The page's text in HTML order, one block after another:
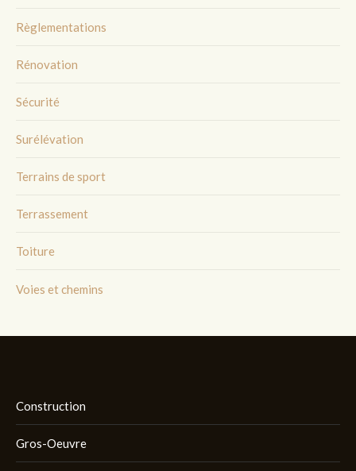
Règlementations
Rénovation
Sécurité
Surélévation
Terrains de sport
Terrassement
Toiture
Voies et chemins
Construction
Gros-Oeuvre